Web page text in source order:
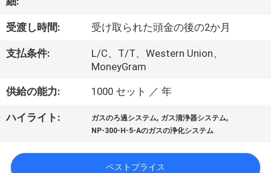
い
て
工
場
学
受渡し時間: 受け取られた頭金の後の2か月
支払条件:
L/C、T/T、Western Union、
MoneyGram
供給の能力: 1000 セット ／ 年
ハイライト: ガスのろ過システム, ガス清浄器システム,
NP-300-H-5-Aのガスの浄化システム
ベストプライス